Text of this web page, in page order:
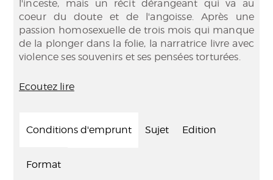
l'inceste, mais un récit dérangeant qui va au
coeur du doute et de l'angoisse. Après une
passion homosexuelle de trois mois qui manque
de la plonger dans la folie, la narratrice livre avec
violence ses souvenirs et ses pensées torturées.
Ecoutez lire
Conditions d'emprunt Sujet Edition
Format